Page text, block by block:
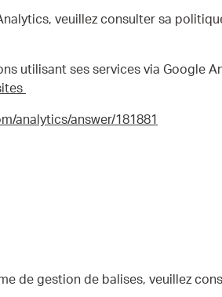
veuillez consulter sa
utilisant ses services via Google
analytics/answer/181881
de gestion de balises, veuillez